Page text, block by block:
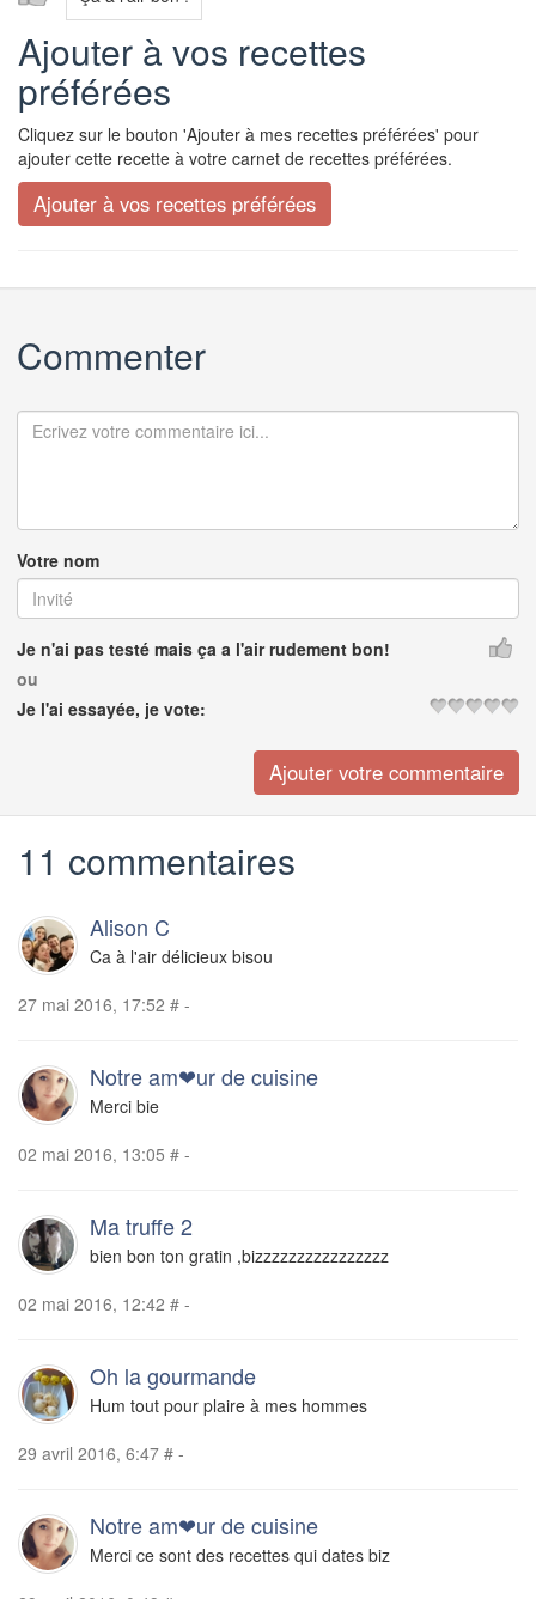
Ajouter à vos recettes
préférées
Cliquez sur le bouton 'Ajouter à mes recettes préférées' pour
ajouter cette recette à votre carnet de recettes préférées.
Commenter
Votre nom
Je n'ai pas testé mais ça a l'air rudement bon!
ou
Je l'ai essayée, je vote:
11 commentaires
Alison C
Ca à l'air délicieux bisou
27 mai 2016, 17:52 # -
Notre am❤ur de cuisine
Merci bie
02 mai 2016, 13:05 # -
Ma truffe 2
bien bon ton gratin ,bizzzzzzzzzzzzzzzz
02 mai 2016, 12:42 # -
Oh la gourmande
Hum tout pour plaire à mes hommes
29 avril 2016, 6:47 # -
Notre am❤ur de cuisine
Merci ce sont des recettes qui dates biz